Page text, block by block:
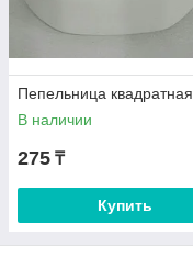
Пепельница квадратная
В наличии
275 ₸
Купить